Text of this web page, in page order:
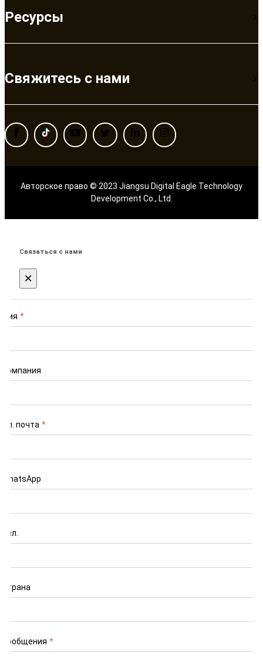
Ресурсы
Свяжитесь с нами
Авторское право © 2023 Jiangsu Digital Eagle Technology
Development Co., Ltd.
Связаться с нами
×
Имя *
Компания
Эл. почта *
WhatsApp
Тел.
Страна
Сообщения *